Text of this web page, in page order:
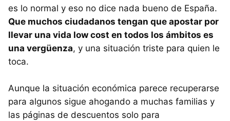
es lo normal y eso no dice nada bueno de España.
Que muchos ciudadanos tengan que apostar por
llevar una vida low cost en todos los ámbitos es
una vergüenza, y una situación triste para quien le
toca.
Aunque la situación económica parece recuperarse
para algunos sigue ahogando a muchas familias y
las páginas de descuentos solo para